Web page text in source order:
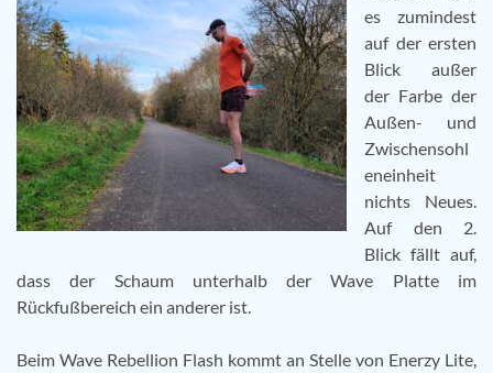
es zumindest
auf der ersten
Blick außer
der Farbe der
Außen- und
Zwischensohl
eneinheit
nichts Neues.
Auf den 2.
Blick fällt auf,
dass der Schaum unterhalb der Wave Platte im
Rückfußbereich ein anderer ist.
Beim Wave Rebellion Flash kommt an Stelle von Enerzy Lite,